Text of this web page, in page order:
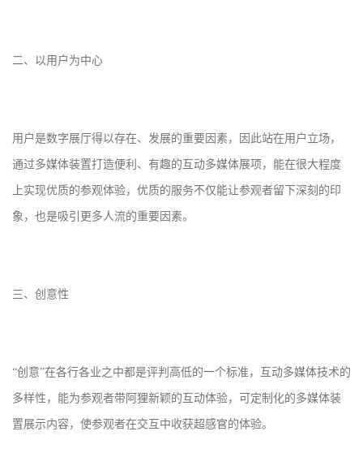
二、以用户为中心
用户是数字展厅得以存在、发展的重要因素，因此站在用户立场，
通过多媒体装置打造便利、有趣的互动多媒体展项，能在很大程度
上实现优质的参观体验，优质的服务不仅能让参观者留下深刻的印
象，也是吸引更多人流的重要因素。
三、创意性
“创意”在各行各业之中都是评判高低的一个标准，互动多媒体技术的
多样性，能为参观者带阿狸新颖的互动体验，可定制化的多媒体装
置展示内容，使参观者在交互中收获超感官的体验。